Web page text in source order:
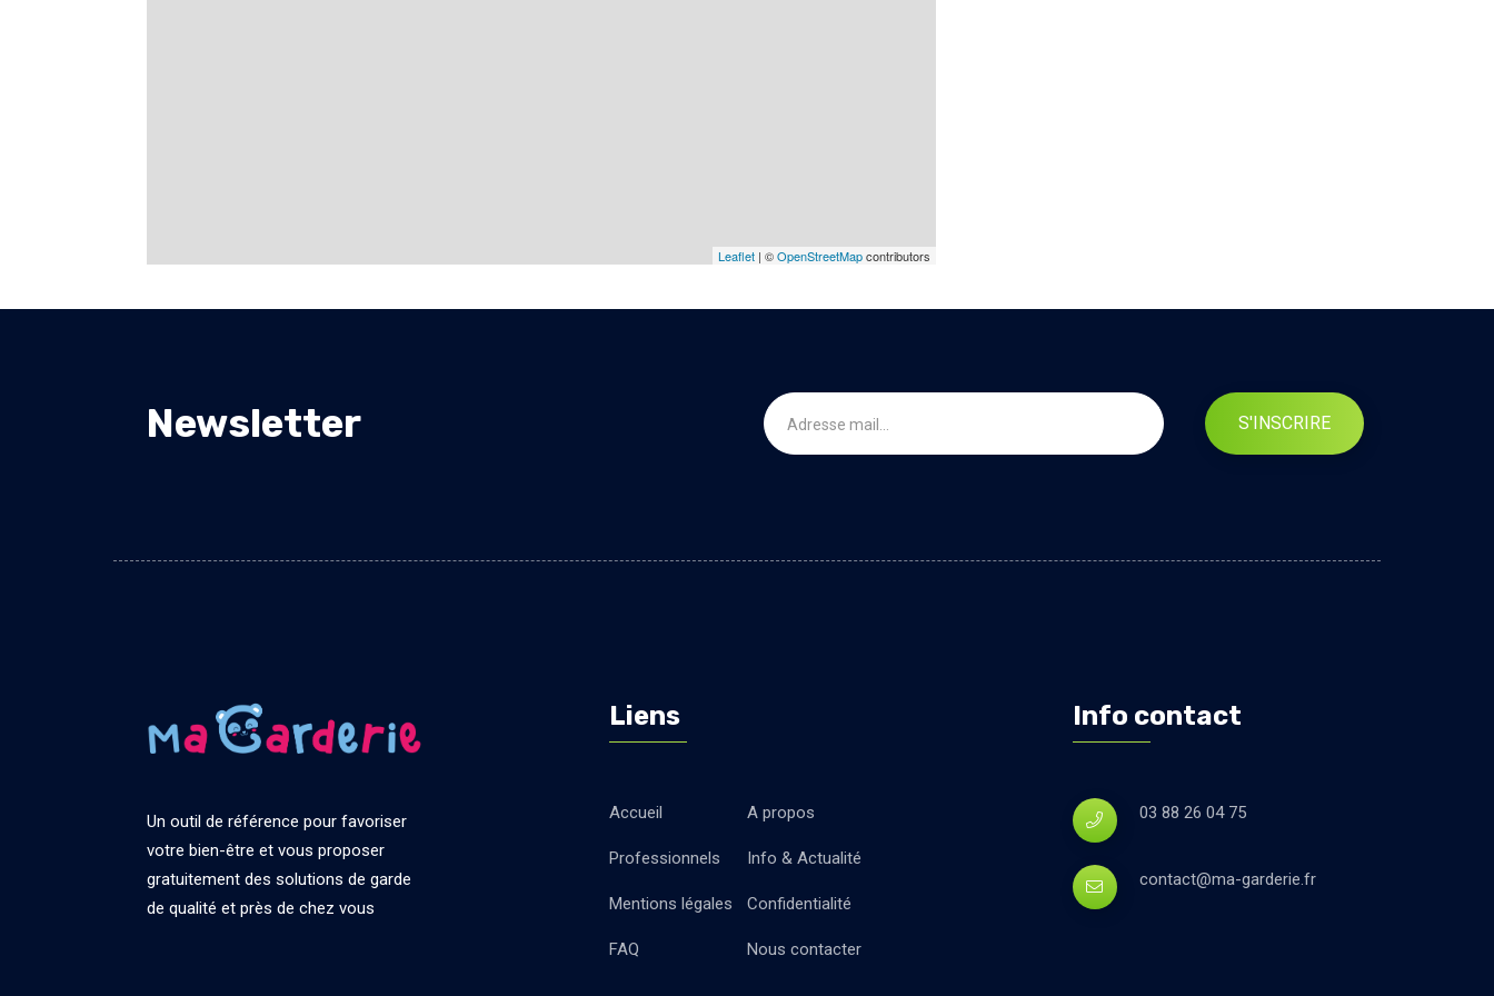
Leaflet | ©OpenStreetMapcontributors
Newsletter S'INSCRIRE
Un outil de référence pour favoriser
votre bien-être et vous proposer
gratuitement des solutions de garde
de qualité et près de chez vous
Liens
Accueil A propos
Professionnels Info & Actualité
Mentions légales Confidentialité
FAQ Nous contacter
Info contact
03 88 26 04 75
contact@ma-garderie.fr